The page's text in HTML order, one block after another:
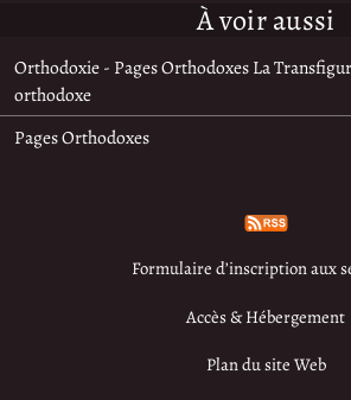
À voir aussi
Orthodoxie - Pages Orthodoxes La
orthodoxe
Pages Orthodoxes
Formulaire d’inscription aux
Accès & Hébergement
Plan du site Web